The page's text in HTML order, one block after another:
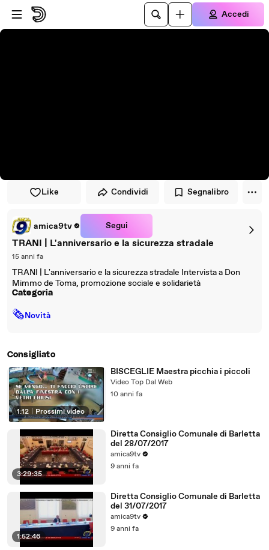
Vai al lettore
Passa al contenuto principale
Accedi
Like Condividi Segnalibro
amica9tv Segui
TRANI | L'anniversario e la sicurezza stradale
15 anni fa
TRANI | L'anniversario e la sicurezza stradale Intervista a Don
Mimmo de Toma, promozione sociale e solidarietà
Categoria
🗞Novità
Consigliato
1:12 Prossimi video
BISCEGLIE Maestra picchia i piccoli
Video Top Dal Web
10 anni fa
3:29:35
Diretta Consiglio Comunale di Barletta
del 28/07/2017
amica9tv
9 anni fa
1:52:46
Diretta Consiglio Comunale di Barletta
del 31/07/2017
amica9tv
9 anni fa